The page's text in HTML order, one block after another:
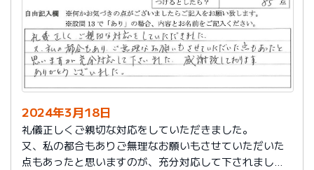
2024年3月18日
礼儀正しくご親切な対応をしていただきました。
又、私の都合もありご無理なお願いもさせていただいた
点もあったと思いますのが、充分対応して下されまし